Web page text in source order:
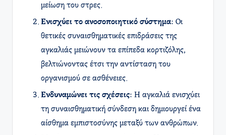
μείωση του στρες.
Ενισχύει το ανοσοποιητικό σύστημα: Οι
θετικές συναισθηματικές επιδράσεις της
αγκαλιάς μειώνουν τα επίπεδα κορτιζόλης,
βελτιώνοντας έτσι την αντίσταση του
οργανισμού σε ασθένειες.
Ενδυναμώνει τις σχέσεις: Η αγκαλιά ενισχύει
τη συναισθηματική σύνδεση και δημιουργεί ένα
αίσθημα εμπιστοσύνης μεταξύ των ανθρώπων.